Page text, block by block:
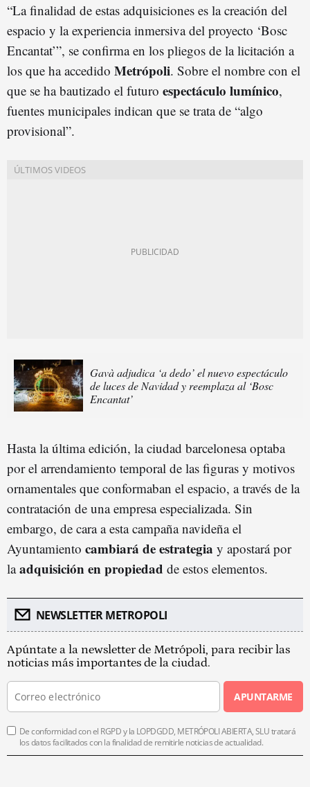
“La finalidad de estas adquisiciones es la creación del
espacio y la experiencia inmersiva del proyecto ‘Bosc
Encantat’”, se confirma en los pliegos de la licitación a
los que ha accedido Metrópoli. Sobre el nombre con el
que se ha bautizado el futuro espectáculo lumínico,
fuentes municipales indican que se trata de “algo
provisional”.
Gavà adjudica ‘a dedo’ el nuevo espectáculo
de luces de Navidad y reemplaza al ‘Bosc
Encantat’
Hasta la última edición, la ciudad barcelonesa optaba
por el arrendamiento temporal de las figuras y motivos
ornamentales que conformaban el espacio, a través de la
contratación de una empresa especializada. Sin
embargo, de cara a esta campaña navideña el
Ayuntamiento cambiará de estrategia y apostará por
laadquisición en propiedad de estos elementos.
NEWSLETTER METROPOLI
Apúntate a la newsletter de Metrópoli, para recibir las
noticias más importantes de la ciudad.
APUNTARME
De conformidad con el RGPD y la LOPDGDD, METRÓPOLI ABIERTA, SLU tratará
los datos facilitados con la finalidad de remitirle noticias de actualidad.